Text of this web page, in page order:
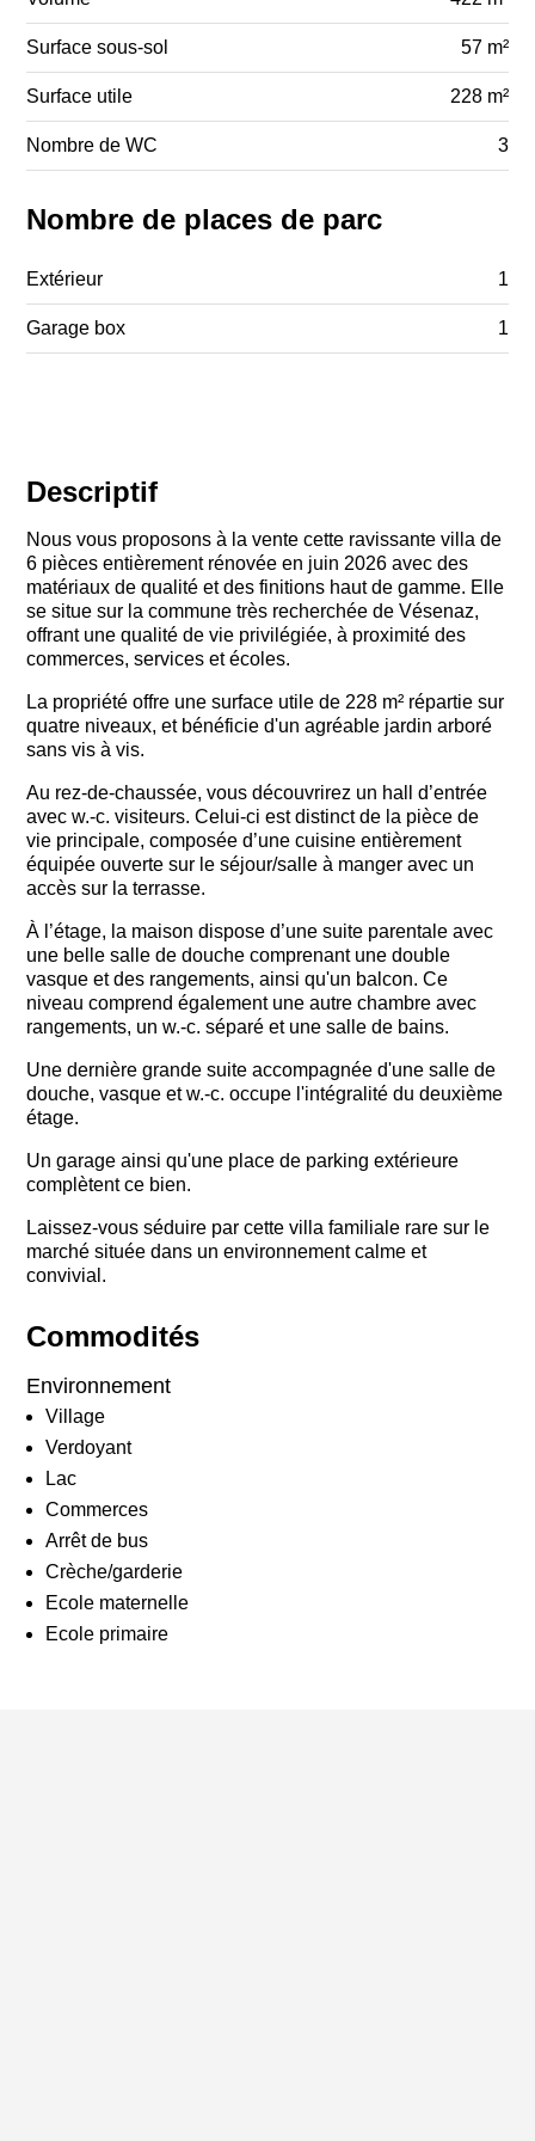
Descriptif
Nous vous proposons à la vente cette ravissante villa de
6 pièces entièrement rénovée en juin 2026 avec des
matériaux de qualité et des finitions haut de gamme. Elle
se situe sur la commune très recherchée de Vésenaz,
offrant unequalité de vie privilégiée, à proximité des
commerces, services et écoles.
La propriété offre une surface utile de 228 m² répartie sur
quatre niveaux, et bénéficie d'un agréable jardin arboré
sans vis à vis.
Au rez-de-chaussée, vous découvrirez un hall d’entrée
avec w.-c. visiteurs. Celui-ci est distinct de la pièce de
vie principale, composée d’une cuisine entièrement
équipée ouverte sur le séjour/salle à manger avec un
accès sur la terrasse.
À l’étage, la maison dispose d’une suite parentale avec
une belle salle de douche comprenant une double
vasque et des rangements, ainsi qu'un balcon. Ce
niveau comprend également une autre chambre avec
rangements, un w.-c. séparé et une salle de bains.
Une dernière grande suite accompagnée d'une salle de
douche, vasque et w.-c. occupe l'intégralité du deuxième
étage.
Un garage ainsi qu'une place de parking extérieure
complètent ce bien.
Laissez-vous séduire par cette villa familiale rare sur le
marché située dans un environnement calme et
convivial.
Commodités
Environnement
Village
Verdoyant
Lac
Commerces
Arrêt de bus
Crèche/garderie
Ecole maternelle
Ecole primaire
Surface sous-sol 57 m²
Surface utile 228 m²
Nombre de WC 3
Nombre de places de parc
Extérieur 1
Garage box 1